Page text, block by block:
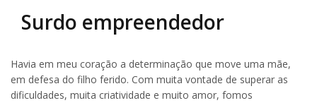
Surdo empreendedor
Havia em meu coração a determinação que move uma mãe,
em defesa do filho ferido. Com muita vontade de superar as
dificuldades, muita criatividade e muito amor, fomos